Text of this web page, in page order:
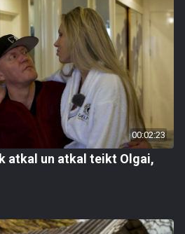
00:02:23
atkal un atkal teikt Olgai,